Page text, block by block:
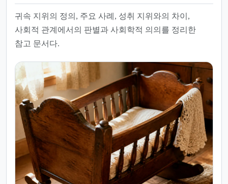
귀속 지위의 정의, 주요 사례, 성취 지위와의 차이,
사회적 관계에서의 판별과 사회학적 의의를 정리한
참고 문서다.